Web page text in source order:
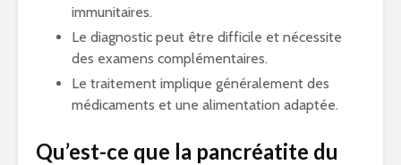
immunitaires.
Le diagnostic peut être difficile et nécessite
des examens complémentaires.
Le traitement implique généralement des
médicaments et une alimentation adaptée.
Qu’est-ce que la pancréatite du